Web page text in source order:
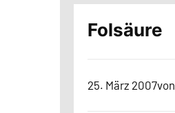
Folsäure
25. März 2007von